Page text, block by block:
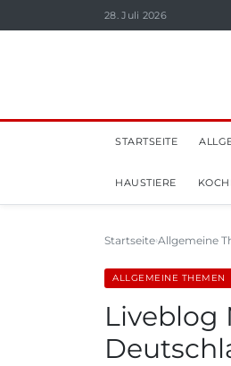
28. Juli 2026
STARTSEITE
HAUSTIERE
Startseite Allgemeine
ALLGEMEINE THEMEN
Liveblog